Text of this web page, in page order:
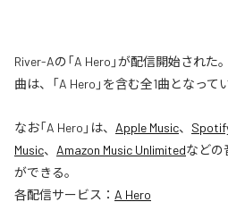
River-Aの「A Hero」が配信開始され
曲は、「A Hero」を含む全1曲となって
なお「A Hero 」は、 Apple Music、
Music、 Amazon Music Unlimitedなどの
ができる。
各配信サービス： A Hero